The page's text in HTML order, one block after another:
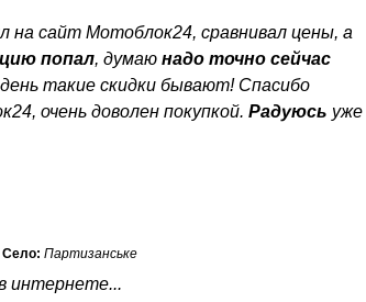
интернете...
Село: Партизанське
на сайт Мотоблок24, сравнивал цены, а
попал, думаю надо точно сейчас
такие скидки бывают! Спасибо
очень доволен покупкой. Радуюсь уже